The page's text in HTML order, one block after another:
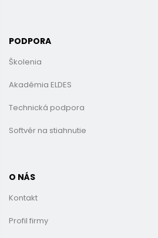
PODPORA
Školenia
Akadémia ELDES
Technická podpora
Softvér na stiahnutie
O NÁS
Kontakt
Profil firmy